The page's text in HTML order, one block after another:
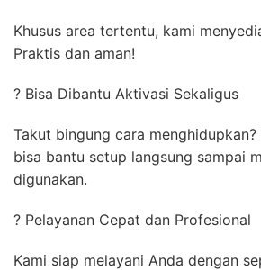
Khusus area tertentu, kami
Praktis dan aman!
? Bisa Dibantu Aktivasi Sekaligus
Takut bingung cara
bisa bantu setup langsung sampai
digunakan.
? Pelayanan Cepat dan Profesional
Kami siap melayani Anda dengan